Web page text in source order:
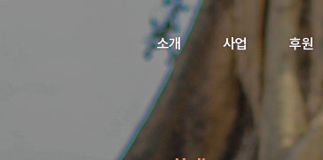
소개 사업 후원